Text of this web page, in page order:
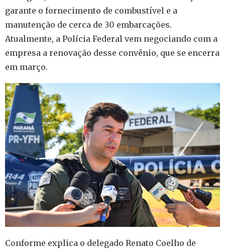
garante o fornecimento de combustível e a
manutenção de cerca de 30 embarcações.
Atualmente, a Polícia Federal vem negociando com a
empresa a renovação desse convênio, que se encerra
em março.
Conforme explica o delegado Renato Coelho de